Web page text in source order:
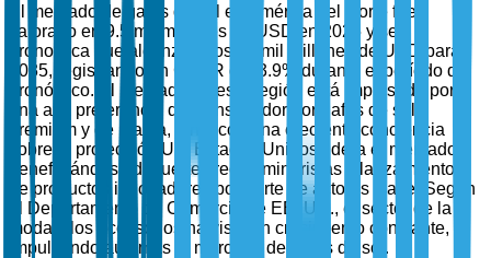
El mercado de gafas de sol en América del Norte fue
valorado en 9.5 mil millones de USD en 2025 y se
pronostica que alcanzará los 14 mil millones de USD para
2035, registrando un CAGR del 3.9% durante el período de
pronóstico. El mercado en esta región está impulsado por
una alta preferencia del consumidor por gafas de sol
premium y de marca, junto con una creciente conciencia
sobre la protección UV. Estados Unidos lidera el mercado,
beneficiándose de fuertes redes minoristas y lanzamientos
de productos innovadores por parte de actores clave. Según
el Departamento de Comercio de EE. UU., el sector de la
moda y los accesorios ha visto un crecimiento constante,
impulsando aún más el mercado de gafas de sol.